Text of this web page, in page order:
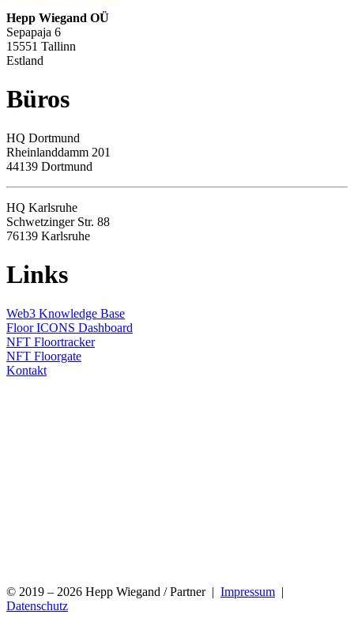
Hepp Wiegand OÜ
Sepapaja 6
15551 Tallinn
Estland
Büros
HQ Dortmund
Rheinlanddamm 201
44139 Dortmund
HQ Karlsruhe
Schwetzinger Str. 88
76139 Karlsruhe
Links
Web3 Knowledge Base
Floor ICONS Dashboard
NFT Floortracker
NFT Floorgate
Kontakt
© 2019 – 2026 Hepp Wiegand / Partner | Impressum |
Datenschutz